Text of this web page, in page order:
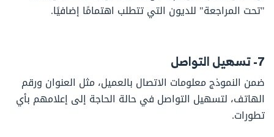
"تحت المراجعة" للديون التي تتطلب اهتمامًا إضافيًا.
7- تسهيل التواصل
ضمن النموذج معلومات الاتصال بالعميل، مثل العنوان ورقم
الهاتف، لتسهيل التواصل في حالة الحاجة إلى إعلامهم بأي
تطورات.